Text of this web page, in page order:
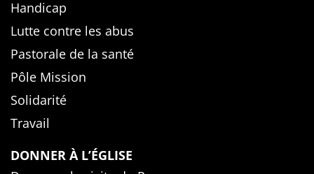
Handicap
Lutte contre les abus
Pastorale de la santé
Pôle Mission
Solidarité
Travail
DONNER À L’ÉGLISE